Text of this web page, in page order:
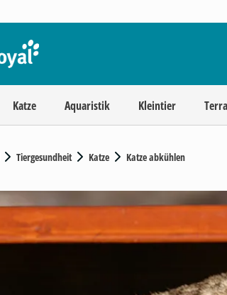
Katze Aquaristik Kleintier
Tiergesundheit Katze Katze abkühlen